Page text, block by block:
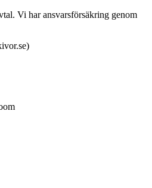
Vi har ansvarsförsäkring genom